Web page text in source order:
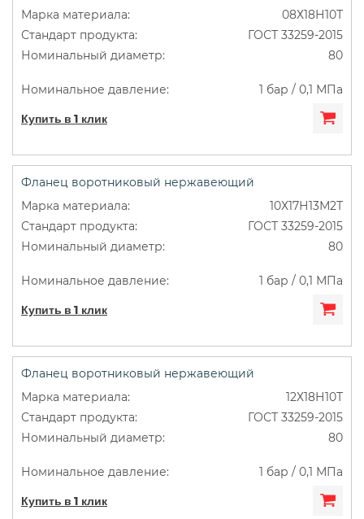
08Х18Н10Т
ГОСТ 33259-2015
80
1 бар / 0,1 МПа
Купить в 1 клик
Фланец воротниковый нержавеющий
10Х17Н13М2Т
ГОСТ 33259-2015
80
1 бар / 0,1 МПа
Купить в 1 клик
Фланец воротниковый нержавеющий
12Х18Н10Т
ГОСТ 33259-2015
80
1 бар / 0,1 МПа
Купить в 1 клик